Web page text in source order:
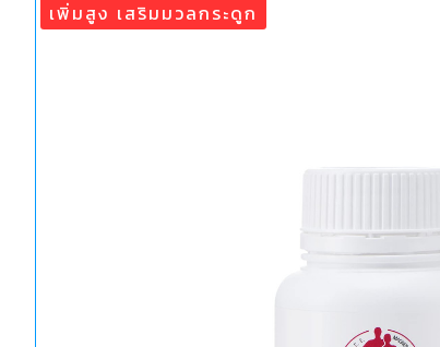
เพิ่มสูง เสริมมวลกระดูก